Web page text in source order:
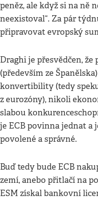
peněz, ale když si na ně
neexistoval“. Za pár
připravovat evropský
Draghi je přesvědčen,
(především ze
konvertibility (tedy
z eurozóny), nikoli
slabou
je ECB povinna jednat a
povolené a správné.
Buď tedy bude ECB
zemí, anebo přitlačí na
ESM získal bankovní